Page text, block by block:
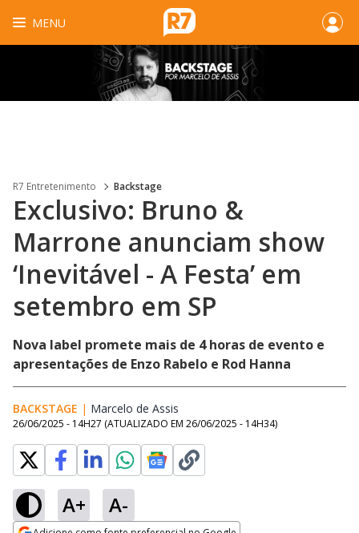
MENU
R7 Entretenimento Backstage
Exclusivo: Bruno &
Marrone anunciam show
‘Inevitável - A Festa’ em
setembro em SP
Nova label promete mais de 4 horas de evento e
apresentações de Enzo Rabelo e Rod Hanna
BACKSTAGE | Marcelo de Assis
26/06/2025 - 14H27 (ATUALIZADO EM 26/06/2025 - 14H34)
A+ A-